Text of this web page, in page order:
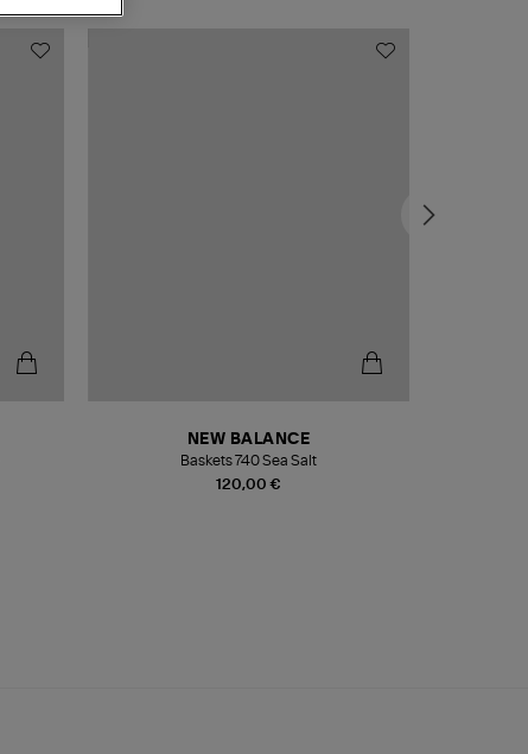
120,00 €
NEW BALANCE
Baskets 740 Sea Salt